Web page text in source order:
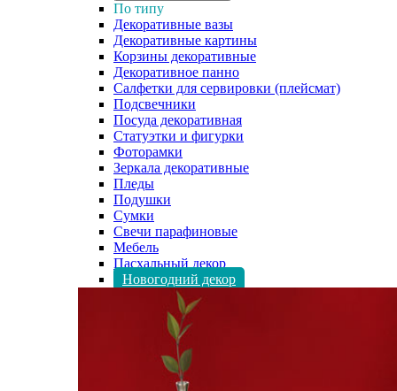
По типу
Декоративные вазы
Декоративные картины
Корзины декоративные
Декоративное панно
Салфетки для сервировки (плейсмат)
Подсвечники
Посуда декоративная
Статуэтки и фигурки
Фоторамки
Зеркала декоративные
Пледы
Подушки
Сумки
Свечи парафиновые
Мебель
Пасхальный декор
Новогодний декор